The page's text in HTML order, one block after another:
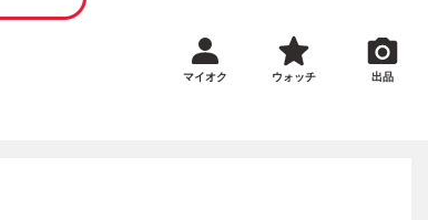
マイオク ウォッチ 出品